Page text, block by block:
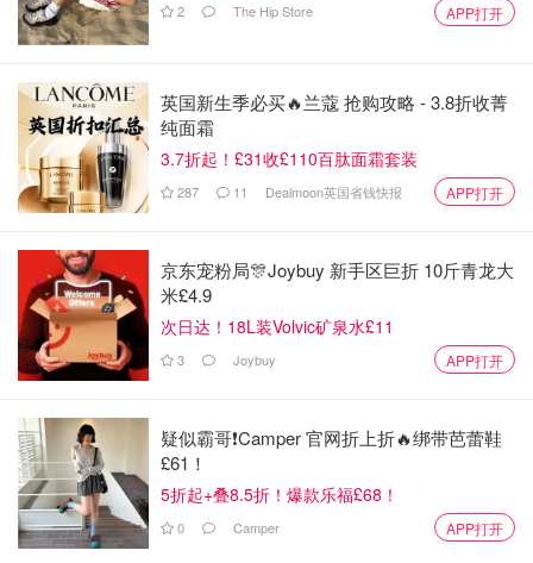
2 The Hip Store APP打开
英国新生季必买🔥兰蔻 抢购攻略 - 3.8折收菁
纯面霜
3.7折起！£31收£110百肽面霜套装
287 11 Dealmoon英国省钱快报 APP打开
京东宠粉局🎊Joybuy 新手区巨折 10斤青龙大
米£4.9
次日达！18L装Volvic矿泉水£11
3 Joybuy APP打开
疑似霸哥❗️Camper 官网折上折🔥绑带芭蕾鞋
£61！
5折起+叠8.5折！爆款乐福£68！
0 Camper APP打开